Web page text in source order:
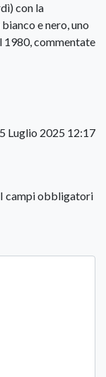
con la
e nero, uno
1980, commentate
Luglio 2025 12:17
I campi obbligatori